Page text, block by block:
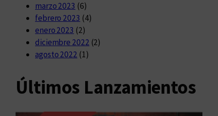
marzo 2023 (6)
febrero 2023 (4)
enero 2023 (2)
diciembre 2022 (2)
agosto 2022 (1)
Últimos Lanzamientos